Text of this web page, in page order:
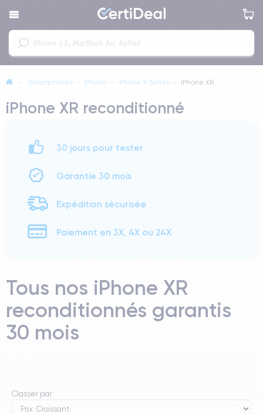
— Smartphones — iPhone — iPhone X Series — iPhone XR
iPhone XR reconditionné
30 jours pour tester
Garantie 30 mois
Expédition sécurisée
Paiement en 3X, 4X ou 24X
Tous nos iPhone XR
reconditionnés garantis
30 mois
Classer par